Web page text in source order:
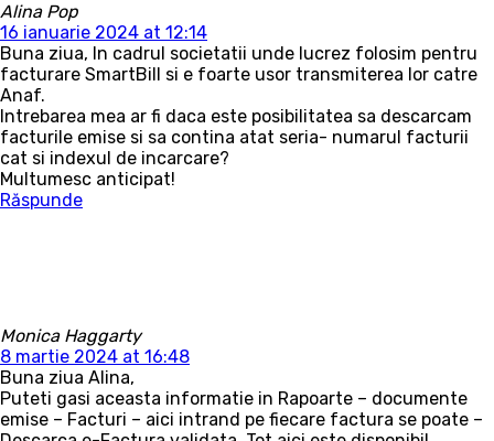
Alina Pop
16 ianuarie 2024 at 12:14
Buna ziua, In cadrul societatii unde lucrez folosim pentru
facturare SmartBill si e foarte usor transmiterea lor catre
Anaf.
Intrebarea mea ar fi daca este posibilitatea sa descarcam
facturile emise si sa contina atat seria- numarul facturii
cat si indexul de incarcare?
Multumesc anticipat!
Răspunde
Monica Haggarty
8 martie 2024 at 16:48
Buna ziua Alina,
Puteti gasi aceasta informatie in Rapoarte – documente
emise – Facturi – aici intrand pe fiecare factura se poate –